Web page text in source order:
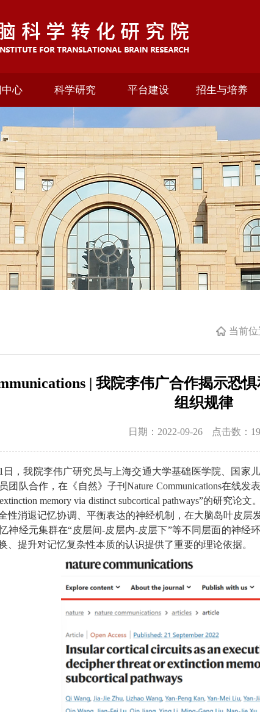
心 科学研究 平台建设 招生与培养
当前位
| 我院李伟广合作揭示恐
组织规律
日期：2022-09-26 点击数：
日，我院李伟广研究员与上海交通大学基础医学院、国家
团队合作，在《自然》子刊Nature Communications在线发表
extinction memory via distinct subcortical pathways”的研究
性消退记忆协调、平衡表达的神经机制，在大脑岛叶皮层
神经元集群在“皮层间-皮层内-皮层下”等不同层面的神经
、提升对记忆复杂性本质的认识提供了重要的理论依据。